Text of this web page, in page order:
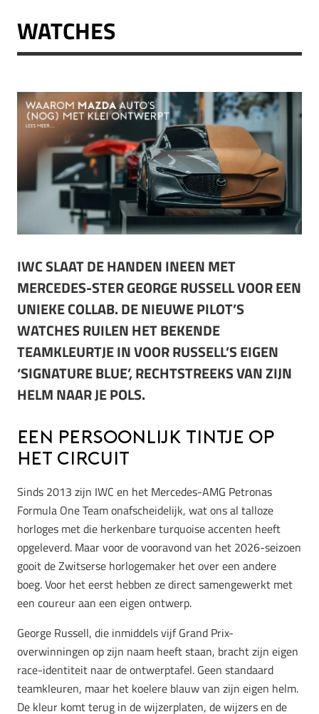
WATCHES
IWC SLAAT DE HANDEN INEEN MET
MERCEDES-STER GEORGE RUSSELL VOOR EEN
UNIEKE COLLAB. DE NIEUWE PILOT’S
WATCHES RUILEN HET BEKENDE
TEAMKLEURTJE IN VOOR RUSSELL’S EIGEN
‘SIGNATURE BLUE’, RECHTSTREEKS VAN ZIJN
HELM NAAR JE POLS.
Een persoonlijk tintje op
het circuit
Sinds 2013 zijn IWC en het Mercedes-AMG Petronas
Formula One Team onafscheidelijk, wat ons al talloze
horloges met die herkenbare turquoise accenten heeft
opgeleverd. Maar voor de vooravond van het 2026-seizoen
gooit de Zwitserse horlogemaker het over een andere
boeg. Voor het eerst hebben ze direct samengewerkt met
een coureur aan een eigen ontwerp.
George Russell, die inmiddels vijf Grand Prix-
overwinningen op zijn naam heeft staan, bracht zijn eigen
race-identiteit naar de ontwerptafel. Geen standaard
teamkleuren, maar het koelere blauw van zijn eigen helm.
De kleur komt terug in de wijzerplaten, de wijzers en de